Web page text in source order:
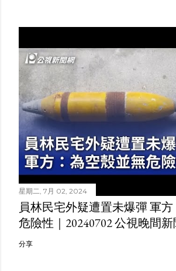
星期二, 7月 02, 2024
員林民宅外疑遭置未爆彈 軍
危險性｜20240702 公視晚間新
分享